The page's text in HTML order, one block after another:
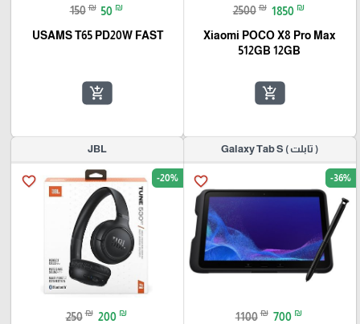
2500 ₪ 1850 ₪
Xiaomi POCO X8 Pro Max
512GB 12GB
add_shopping_cart
150 ₪ 50 ₪
USAMS T65 PD20W FAST
add_shopping_cart
( تابلت ) Galaxy Tab S
favorite_border -36%
1100 ₪ 700 ₪
JBL
favorite_border -20%
250 ₪ 200 ₪